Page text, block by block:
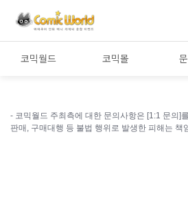
코믹월드 코믹몰
- 코믹월드 주최측에 대한 문의사항은 [1:1 문의]
판매, 구매대행 등 불법 행위로 발생한 피해는 책